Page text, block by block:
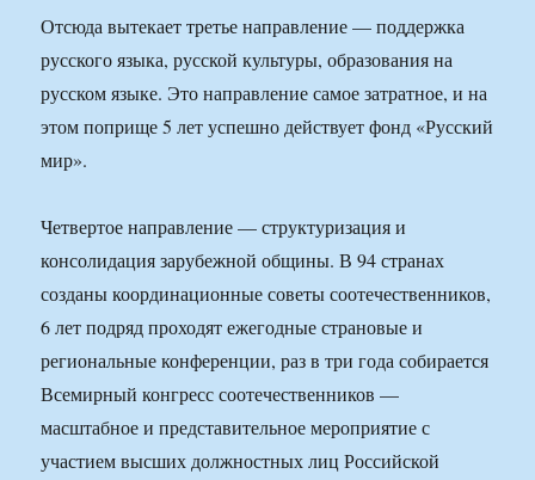
Отсюда вытекает третье направление — поддержка
русского языка, русской культуры, образования на
русском языке. Это направление самое затратное, и на
этом поприще 5 лет успешно действует фонд «Русский
мир».
Четвертое направление — структуризация и
консолидация зарубежной общины. В 94 странах
созданы координационные советы соотечественников,
6 лет подряд проходят ежегодные страновые и
региональные конференции, раз в три года собирается
Всемирный конгресс соотечественников —
масштабное и представительное мероприятие с
участием высших должностных лиц Российской